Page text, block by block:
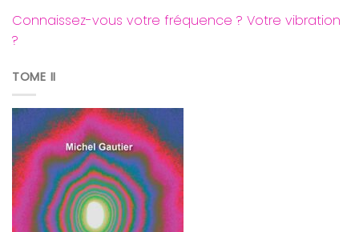
Connaissez-vous votre fréquence ? Votre vibration
?
TOME II